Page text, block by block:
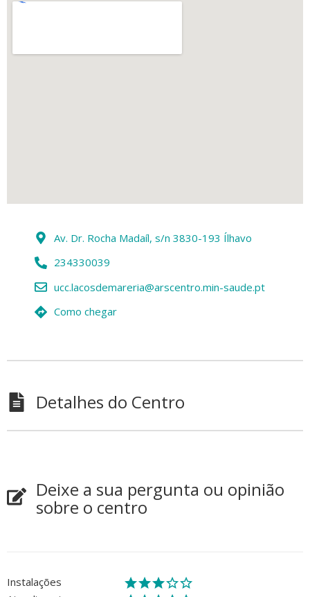
Av. Dr. Rocha Madaíl, s/n 3830-193 Ílhavo
234330039
ucc.lacosdemareria@arscentro.min-saude.pt
Como chegar
Detalhes do Centro
Deixe a sua pergunta ou opinião
sobre o centro
Instalações